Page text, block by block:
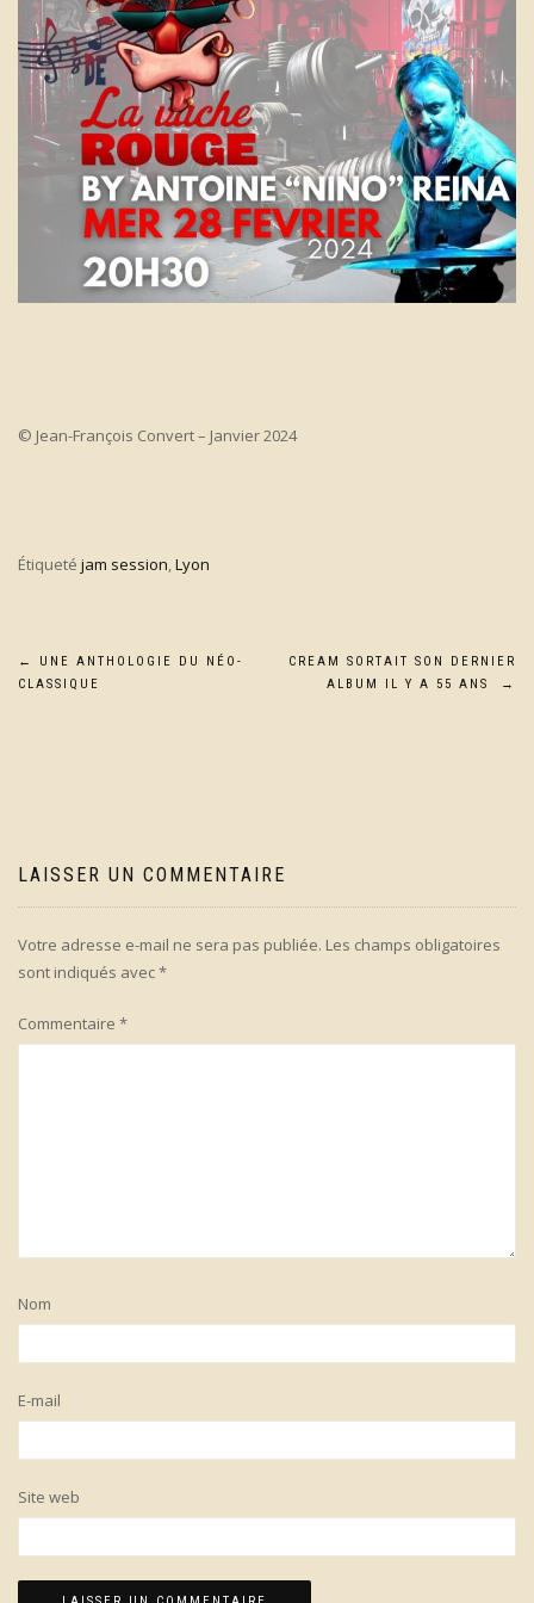
© Jean-François Convert – Janvier 2024
Étiqueté jam session,Lyon
Navigation
←
UNE ANTHOLOGIE DU NÉO-
CLASSIQUE
CREAM SORTAIT SON DERNIER
ALBUM IL Y A 55 ANS
→
LAISSER UN COMMENTAIRE
Votre adresse e-mail ne sera pas publiée. Les champs obligatoires
sont indiqués avec*
Commentaire *
Nom
E-mail
Site web